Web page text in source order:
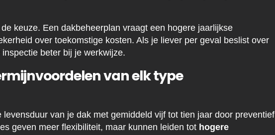
keuze. Een dakbeheerplan vraagt een hogere jaarlijkse
over toekomstige kosten. Als je liever per geval beslist over
beter bij je werkwijze.
van elk type
van je dak met gemiddeld vijf tot tien jaar door preventief
geven meer flexibiliteit, maar kunnen leiden tot hogere